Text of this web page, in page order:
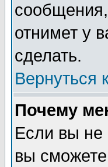
сообщения,
отнимет у
сделать.
Вернуться
Почему
Если вы не
вы